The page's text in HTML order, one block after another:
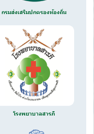
กรมส่งเสริมปกครองท้องถิ่น
โรงพยาบาลสารภี